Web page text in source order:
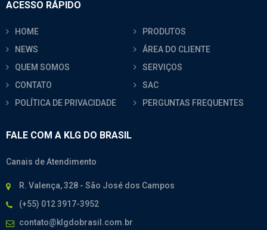
ACESSO RÁPIDO
HOME
PRODUTOS
NEWS
ÁREA DO CLIENTE
QUEM SOMOS
SERVIÇOS
CONTATO
SAC
POLÍTICA DE PRIVACIDADE
PERGUNTAS FREQUENTES
FALE COM A KLG DO BRASIL
Canais de Atendimento
R. Valença, 328 - São José dos Campos
(+55) 012 3917-3952
contato@klgdobrasil.com.br